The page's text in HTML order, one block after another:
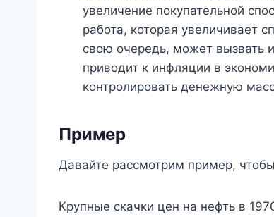
увеличение покупательной
работа, которая увеличивает
свою очередь, может вызвать
приводит к инфляции в
контролировать денежную
Пример
Давайте рассмотрим пример,
Крупные скачки цен на нефть в